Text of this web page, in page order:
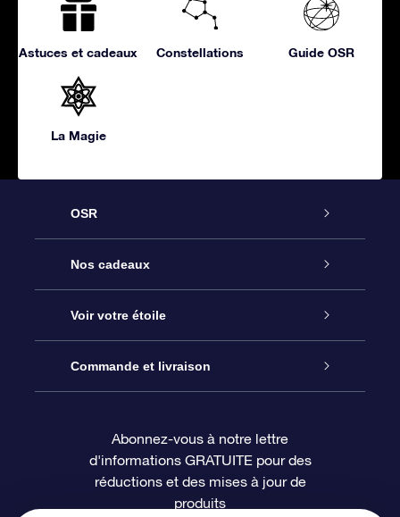
Astuces et cadeaux Constellations Guide OSR
La Magie
OSR
Service
À propos de l’OSR
Nous contacter
Questions fréquemment posées
Revues
Nos cadeaux
Cadeau d’étoile en ligne
Coffret cadeau OSR
Carte cadeau OSR
Voir votre étoile
Registre des étoiles
Page d’accueil personnalisée
Commande et livraison
Informations de paiement
Abonnez-vous à notre lettre
d'informations GRATUITE pour des
réductions et des mises à jour de
produits